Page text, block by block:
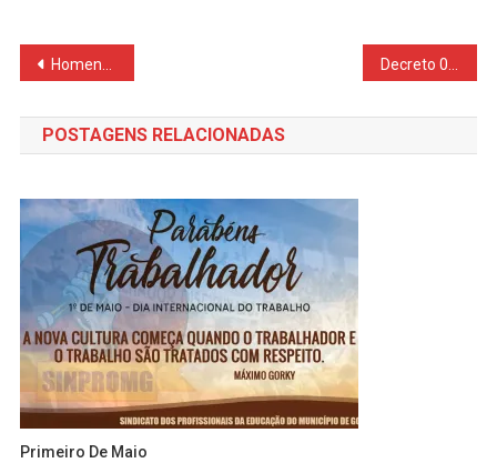
Navegação
de
Post
Homenagem ao Dia dos Pais
POSTAGENS RELACIONADAS
Primeiro De Maio